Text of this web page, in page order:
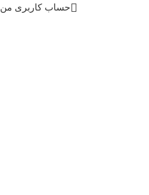
حساب کاربری من